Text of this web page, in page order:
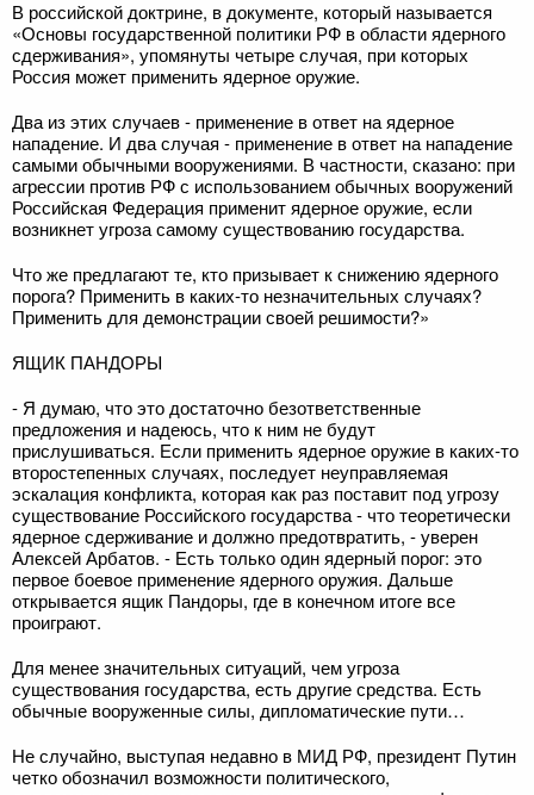
В российской доктрине, в документе, который называется
«Основы государственной политики РФ в области ядерного
сдерживания», упомянуты четыре случая, при которых
Россия может применить ядерное оружие.
Два из этих случаев - применение в ответ на ядерное
нападение. И два случая - применение в ответ на нападение
самыми обычными вооружениями. В частности, сказано: при
агрессии против РФ с использованием обычных вооружений
Российская Федерация применит ядерное оружие, если
возникнет угроза самому существованию государства.
Что же предлагают те, кто призывает к снижению ядерного
порога? Применить в каких-то незначительных случаях?
Применить для демонстрации своей решимости?»
ЯЩИК ПАНДОРЫ
- Я думаю, что это достаточно безответственные
предложения и надеюсь, что к ним не будут
прислушиваться. Если применить ядерное оружие в каких-то
второстепенных случаях, последует неуправляемая
эскалация конфликта, которая как раз поставит под угрозу
существование Российского государства - что теоретически
ядерное сдерживание и должно предотвратить, - уверен
Алексей Арбатов. - Есть только один ядерный порог: это
первое боевое применение ядерного оружия. Дальше
открывается ящик Пандоры, где в конечном итоге все
проиграют.
Для менее значительных ситуаций, чем угроза
существования государства, есть другие средства. Есть
обычные вооруженные силы, дипломатические пути…
Не случайно, выступая недавно в МИД РФ, президент Путин
четко обозначил возможности политического,